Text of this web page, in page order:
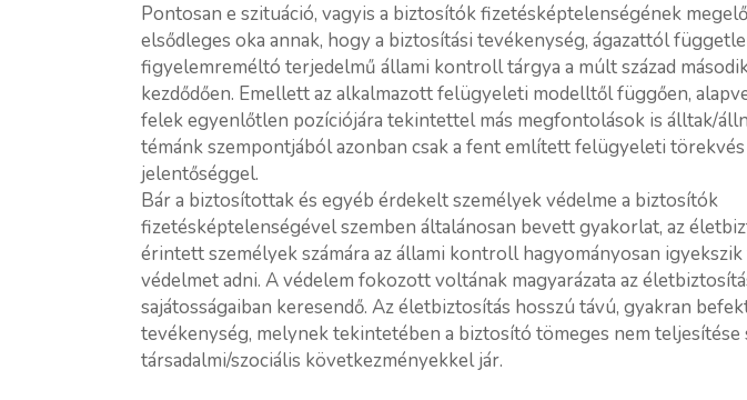
Pontosan e szituáció, vagyis a biztosítók fizetésképtelenségének
elsődleges oka annak, hogy a biztosítási tevékenység, ágazattól
figyelemreméltó terjedelmű állami kontroll tárgya a múlt század
kezdődően. Emellett az alkalmazott felügyeleti modelltől függően,
felek egyenlőtlen pozíciójára tekintettel más megfontolások is álltak/
témánk szempontjából azonban csak a fent említett felügyeleti
jelentőséggel.
Bár a biztosítottak és egyéb érdekelt személyek védelme a biztosítók
fizetésképtelenségével szemben általánosan bevett gyakorlat, az
érintett személyek számára az állami kontroll hagyományosan
védelmet adni. A védelem fokozott voltának magyarázata az
sajátosságaiban keresendő. Az életbiztosítás hosszú távú, gyakran
tevékenység, melynek tekintetében a biztosító tömeges nem teljesítése
társadalmi/szociális következményekkel jár.